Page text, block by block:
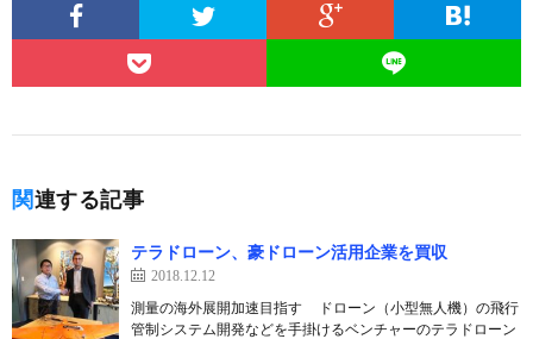
関連する記事
テラドローン、豪ドローン活用企業を買収
2018.12.12
測量の海外展開加速目指す ドローン（小型無人機）の飛行
管制システム開発などを手掛けるベンチャーのテラドローン